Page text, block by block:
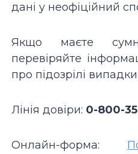
дані у неофіційний
Якщо маєте
перевіряйте
про підозрілі випадки:
Лінія довіри: 0-800-
Онлайн-форма: